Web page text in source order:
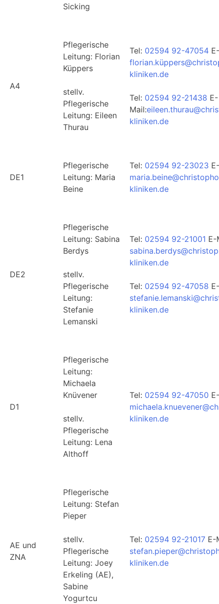
Sicking
A4
Pflegerische
Leitung: Florian
Küppers
stellv.
Pflegerische
Leitung: Eileen
Thurau
Tel: 02594 92-47054
kliniken.de
Tel: 02594 92-21438 E-
Mail:
kliniken.de
DE1
Pflegerische
Leitung: Maria
Beine
Tel: 02594 92-23023
kliniken.de
DE2
Pflegerische
Leitung: Sabina
Berdys
stellv.
Pflegerische
Leitung:
Stefanie
Lemanski
Tel: 02594 92-21001 E-
kliniken.de
Tel: 02594 92-47058
kliniken.de
D1
Pflegerische
Leitung:
Michaela
Knüvener
stellv.
Pflegerische
Leitung: Lena
Althoff
Tel: 02594 92-47050
kliniken.de
AE und
ZNA
Pflegerische
Leitung: Stefan
Pieper
stellv.
Pflegerische
Leitung: Joey
Erkeling (AE),
Sabine
Yogurtcu
Tel: 02594 92-21017 E-
kliniken.de